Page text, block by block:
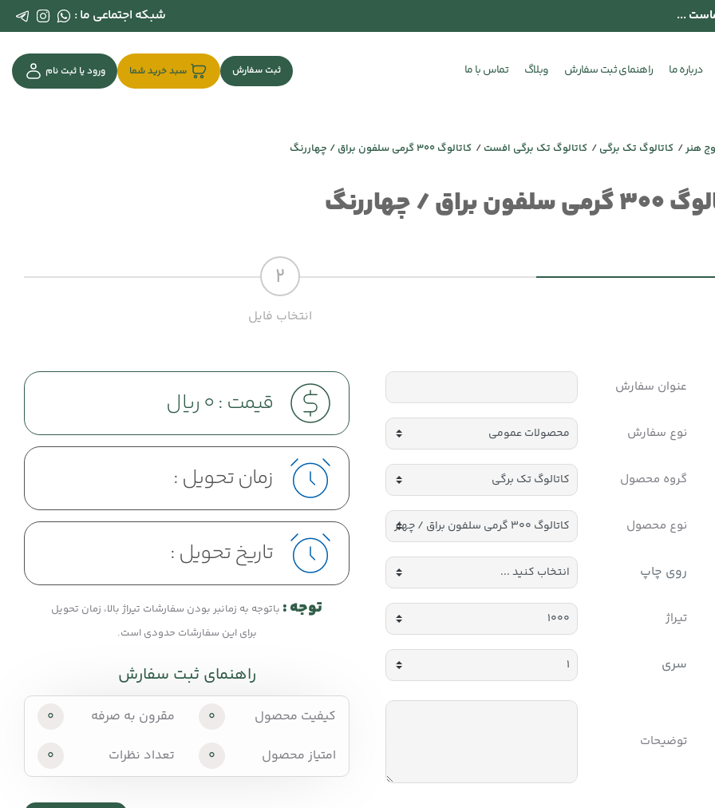
... شبکه اجتماعی ما :
درباره ما راهنمای ثبت سفارش وبلاگ تماس با ما ثبت سفارش سبد خرید شما ورود یا ثبت نام
هنر کاتالوگ تک برگی کاتالوگ تک برگی افست کاتالوگ 300 گرمی سلفون براق / چهاررنگ
براق / چهاررنگ
2
انتخاب فایل
عنوان سفارش
نوع سفارش
گروه محصول
نوع محصول
روی چاپ
تیراژ
سری
توضیحات
قیمت :0 ریال
زمان تحویل :
تاریخ تحویل :
توجه : باتوجه به زمانبر بودن سفارشات تیراژ بالا، زمان تحویل
برای این سفارشات حدودی است.
راهنمای ثبت سفارش
کیفیت محصول 0 مقرون به صرفه
0
امتیاز محصول
0 تعداد نظرات 0